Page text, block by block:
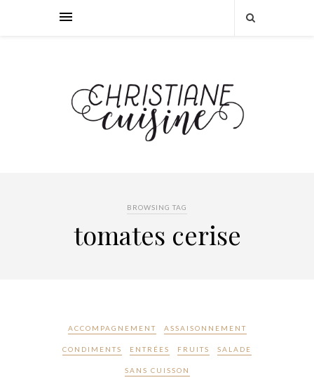
BROWSING TAG
tomates cerise
ACCOMPAGNEMENT ASSAISONNEMENT
CONDIMENTS ENTRÉES FRUITS SALADE
SANS CUISSON